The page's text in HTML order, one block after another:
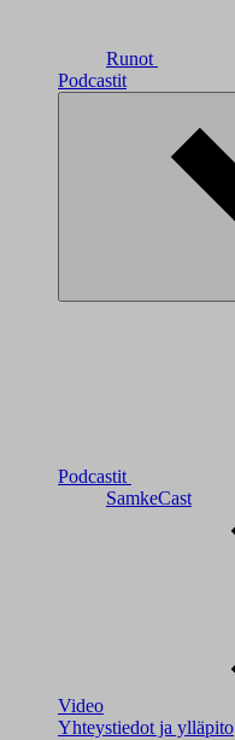
Runot
Podcastit
Podcastit
SamkeCast
Video
Yhteystiedot ja ylläpito